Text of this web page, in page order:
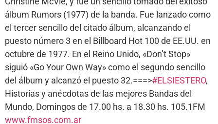
álbum Rumors (1977) de la banda. Fue lanzado como
el tercer sencillo del citado álbum, alcanzando el
puesto número 3 en el Billboard Hot 100 de EE.UU. en
octubre de 1977. En el Reino Unido, «Don’t Stop»
siguió «Go Your Own Way» como el segundo sencillo
del álbum y alcanzó el puesto 32.===>#ELSIESTERO,
Historias y anécdotas de las mejores Bandas del
Mundo, Domingos de 17.00 hs. a 18.30 hs. 105.1FM
www.fmsos.com.ar